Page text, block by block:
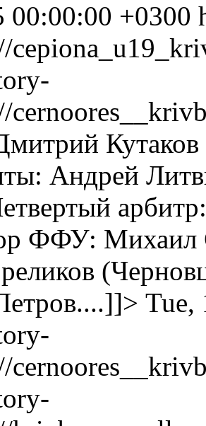
00:00:00 +0300
Кутаков
Андрей
ФФУ: Михаил
Tue,